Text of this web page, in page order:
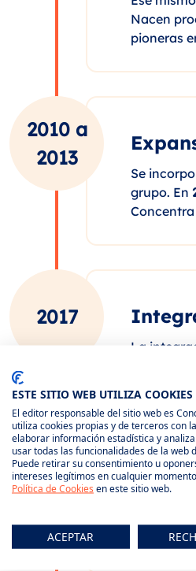
Nacen
pioneras
2010 a
2013
Se
grupo. En
2017
La
cada vez
2021
El
ambos
ESTE SITIO WEB UTILIZA COOKIES
El editor responsable del sitio web es
utiliza cookies propias y de terceros con
elaborar información estadística y
usar todas las funcionalidades de la web
Puede retirar su consentimiento u
intereses legítimos en cualquier
Política de Cookies en este sitio web.
ACEPTAR